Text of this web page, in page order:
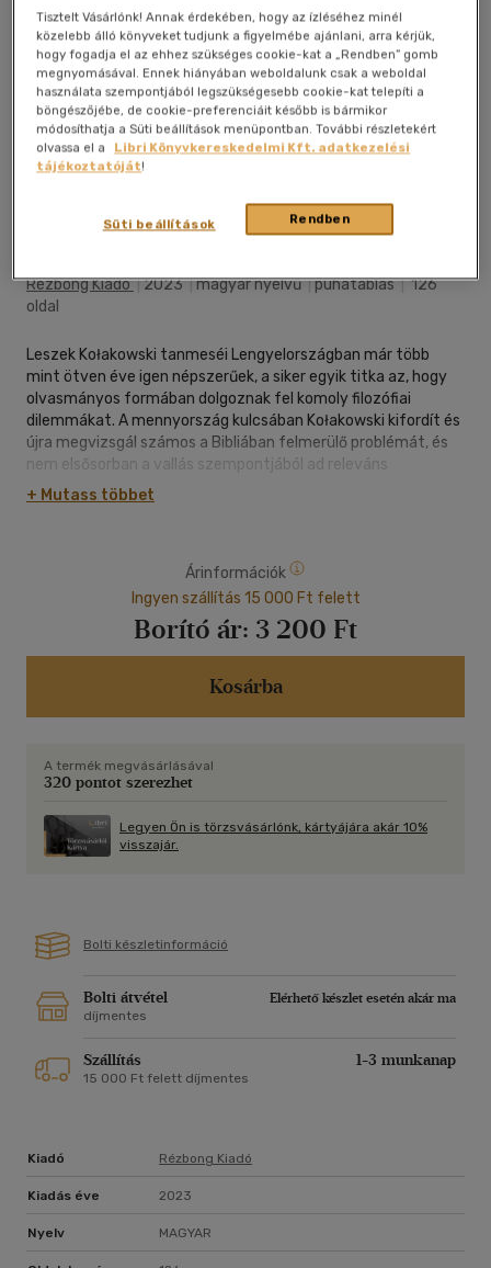
Megosztom
Rézbong Kiadó|2023|magyar nyelvű|puhatáblás|126
oldal
Leszek Kołakowski tanmeséi Lengyelországban már több
mint ötven éve igen népszerűek, a siker egyik titka az, hogy
olvasmányos formában dolgoznak fel komoly filozófiai
dilemmákat. A mennyország kulcsában Kołakowski kifordít és
újra megvizsgál számos a Bibliában felmerülő problémát, és
nem elsősorban a vallás szempontjából ad releváns
válaszokat, hanem filozófiai nézőpontból világít rá a
történetek érdekességére. Káin és Ábel örökérvényű
megannyi izgalmas bibliai történet nyer új színt, és kerül
sokszor egészen szokatlan megvilágításba. A mondandó
letisztult, amit külön hangsúlyoznak a történeteket lezáró
tanulságok. A művek eredetileg 1964-ben láttak napvilágot,
azonban máig sem veszítették el aktualitásukat. Nemcsak a
marxista ideológia leépítéseként értelmezhetők, hanem
megtaláljuk azt is, ami állandó bennük.
+ Mutass többet
Árinformációk
Ingyen szállítás 15 000 Ft felett
Borító ár: 3 200 Ft
Kosárba
A termék megvásárlásával
320 pontot szerezhet
Legyen Ön is törzsvásárlónk, kártyájára akár 10%
visszajár.
Bolti készletinformáció
Bolti átvétel
Elérhető készlet esetén akár ma
díjmentes
Szállítás 1-3 munkanap
15 000 Ft felett díjmentes
Kiadó Rézbong Kiadó
Kiadás éve 2023
Nyelv MAGYAR
Tisztelt Vásárlónk! Annak érdekében, hogy az ízléséhez minél
közelebb álló könyveket tudjunk a figyelmébe ajánlani, arra kérjük,
hogy fogadja el az ehhez szükséges cookie-kat a „Rendben” gomb
megnyomásával. Ennek hiányában weboldalunk csak a weboldal
használata szempontjából legszükségesebb cookie-kat telepíti a
böngészőjébe, de cookie-preferenciáit később is bármikor
módosíthatja a Süti beállítások menüpontban. További részletekért
olvassa el a
Libri Könyvkereskedelmi Kft. adatkezelési
tájékoztatóját!
Rendben
Süti beállítások